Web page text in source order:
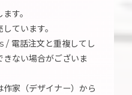
す。
ています。
/ 電話注文と重複してし
ない場合がございま
家（デザイナー）から